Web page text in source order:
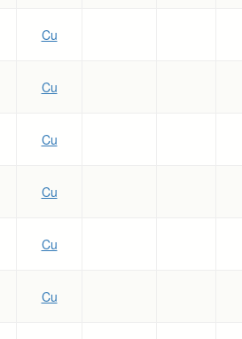
Cu
Cu
Cu
Cu
Cu
Cu